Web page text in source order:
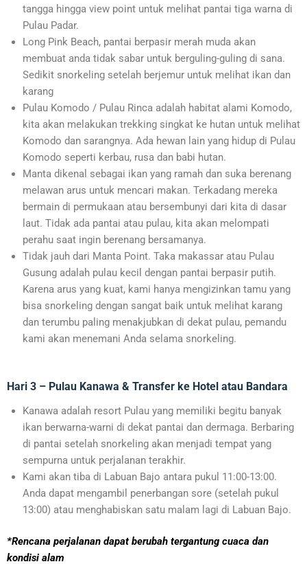
tangga hingga view point untuk melihat pantai tiga warna di
Pulau Padar.
Long Pink Beach, pantai berpasir merah muda akan
membuat anda tidak sabar untuk berguling-guling di sana.
Sedikit snorkeling setelah berjemur untuk melihat ikan dan
karang
Pulau Komodo / Pulau Rinca adalah habitat alami Komodo,
kita akan melakukan trekking singkat ke hutan untuk melihat
Komodo dan sarangnya. Ada hewan lain yang hidup di Pulau
Komodo seperti kerbau, rusa dan babi hutan.
Manta dikenal sebagai ikan yang ramah dan suka berenang
melawan arus untuk mencari makan. Terkadang mereka
bermain di permukaan atau bersembunyi dari kita di dasar
laut. Tidak ada pantai atau pulau, kita akan melompati
perahu saat ingin berenang bersamanya.
Tidak jauh dari Manta Point. Taka makassar atau Pulau
Gusung adalah pulau kecil dengan pantai berpasir putih.
Karena arus yang kuat, kami hanya mengizinkan tamu yang
bisa snorkeling dengan sangat baik untuk melihat karang
dan terumbu paling menakjubkan di dekat pulau, pemandu
kami akan menemani Anda selama snorkeling.
Hari 3 – Pulau Kanawa & Transfer ke Hotel atau Bandara
Kanawa adalah resort Pulau yang memiliki begitu banyak
ikan berwarna-warni di dekat pantai dan dermaga. Berbaring
di pantai setelah snorkeling akan menjadi tempat yang
sempurna untuk perjalanan terakhir.
Kami akan tiba di Labuan Bajo antara pukul 11:00-13:00.
Anda dapat mengambil penerbangan sore (setelah pukul
13:00) atau menghabiskan satu malam lagi di Labuan Bajo.
*Rencana perjalanan dapat berubah tergantung cuaca dan
kondisi alam